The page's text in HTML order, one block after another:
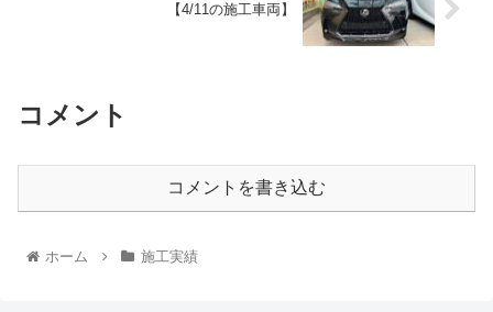
【4/11の施工車両】
コメント
コメントを書き込む
ホーム 施工実績